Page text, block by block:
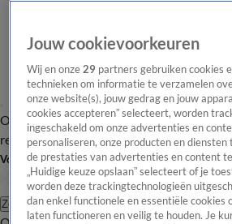
Overzicht Laatste nieuws Regionieuws Het
redactie
Volg Hart van Nederland
Zoeken
Jouw cookievoorkeuren
Wij en onze29 partners gebruiken cookies
technieken om informatie te verzamelen
onze website(s), jouw gedrag en jouw
cookies accepteren” selecteert, worden
ingeschakeld om onze advertenties en
personaliseren, onze producten en
de prestaties van advertenties en content
„Huidige keuze opslaan” selecteert of je
worden deze trackingtechnologieën
dan enkel functionele en essentiële cookies
laten functioneren en veilig te houden. Je